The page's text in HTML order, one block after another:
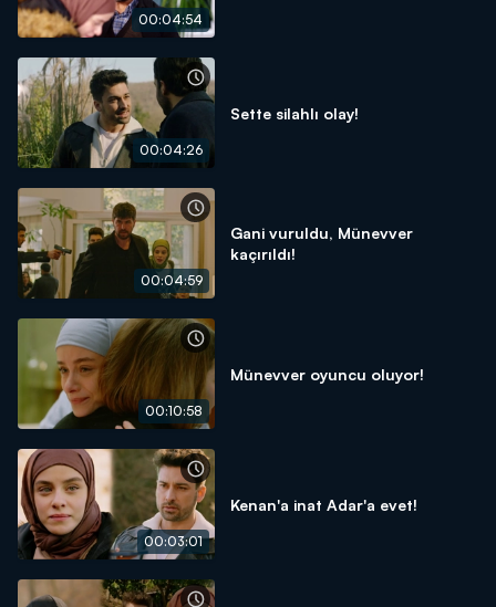
00:04:54
00:04:26
Sette silahlı olay!
00:04:59
Gani vuruldu, Münevver
kaçırıldı!
00:10:58
Münevver oyuncu oluyor!
00:03:01
Kenan'a inat Adar'a evet!